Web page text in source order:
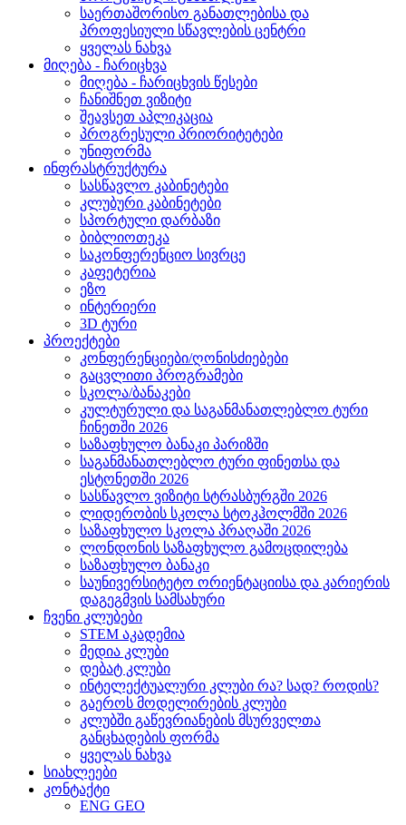
საერთაშორისო განათლებისა და
პროფესიული სწავლების ცენტრი
ყველას ნახვა
მიღება - ჩარიცხვა
მიღება - ჩარიცხვის წესები
ჩანიშნეთ ვიზიტი
შეავსეთ აპლიკაცია
პროგრესული პრიორიტეტები
უნიფორმა
ინფრასტრუქტურა
სასწავლო კაბინეტები
კლუბური კაბინეტები
სპორტული დარბაზი
ბიბლიოთეკა
საკონფერენციო სივრცე
კაფეტერია
ეზო
ინტერიერი
3D ტური
პროექტები
კონფერენციები/ღონისძიებები
გაცვლითი პროგრამები
სკოლა/ბანაკები
კულტურული და საგანმანათლებლო ტური
ჩინეთში 2026
საზაფხულო ბანაკი პარიზში
საგანმანათლებლო ტური ფინეთსა და
ესტონეთში 2026
სასწავლო ვიზიტი სტრასბურგში 2026
ლიდერობის სკოლა სტოკჰოლმში 2026
საზაფხულო სკოლა პრაღაში 2026
ლონდონის საზაფხულო გამოცდილება
საზაფხულო ბანაკი
საუნივერსიტეტო ორიენტაციისა და კარიერის
დაგეგმვის სამსახური
ჩვენი კლუბები
STEM აკადემია
მედია კლუბი
დებატ კლუბი
ინტელექტუალური კლუბი რა? სად? როდის?
გაეროს მოდელირების კლუბი
კლუბში გაწევრიანების მსურველთა
განცხადების ფორმა
ყველას ნახვა
სიახლეები
კონტაქტი
ENG GEO